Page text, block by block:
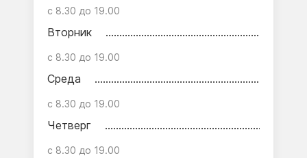
с 8.30 до 19.00
Вторник
с 8.30 до 19.00
Среда
с 8.30 до 19.00
Четверг
с 8.30 до 19.00